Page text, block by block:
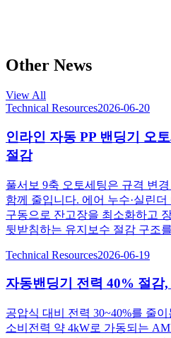
Other News
View All
Technical Resources2026-06-20
인라인 자동 PP 밴딩기 오
절감
풀서보 9축 오토세팅은 규격 변
함께 줄입니다. 에어 누수·실린
구동으로 잔고장을 최소화하고
뒷받침하는 유지보수 절감 구조
Technical Resources2026-06-19
자동밴딩기 전력 40% 절감
공압식 대비 전력 30~40%를 줄
소비전력 약 4kW로 가동되는